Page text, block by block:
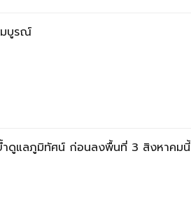
มบูรณ์
ำดูแลภูมิทัศน์ ก่อนลงพื้นที่ 3 สิงหาคมนี้